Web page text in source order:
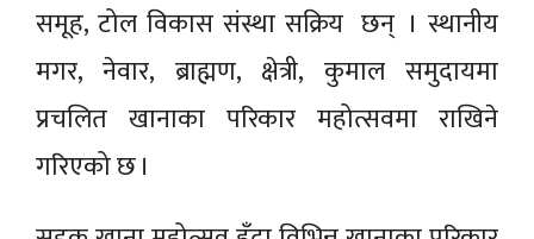
समूह, टोल विकास संस्था सक्रिय छन् । स्थानीय
मगर, नेवार, ब्राह्मण, क्षेत्री, कुमाल समुदायमा
प्रचलित खानाका परिकार महोत्सवमा राखिने
गरिएको छ ।